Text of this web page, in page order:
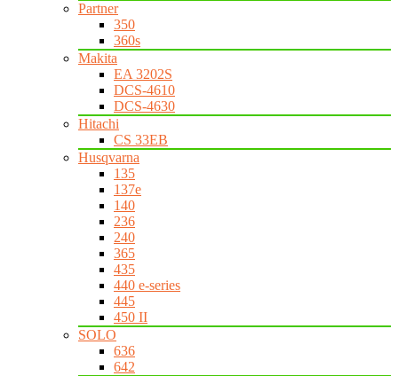
Partner
350
360s
Makita
EA 3202S
DCS-4610
DCS-4630
Hitachi
CS 33EB
Husqvarna
135
137e
140
236
240
365
435
440 e-series
445
450 II
SOLO
636
642